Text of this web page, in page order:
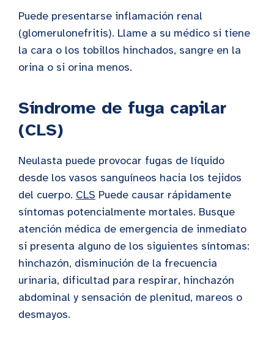
Puede presentarse inflamación renal
(glomerulonefritis). Llame a su médico si tiene
la cara o los tobillos hinchados, sangre en la
orina o si orina menos.
Síndrome de fuga capilar
(CLS)
Neulasta puede provocar fugas de líquido
desde los vasos sanguíneos hacia los tejidos
del cuerpo. CLS Puede causar rápidamente
síntomas potencialmente mortales. Busque
atención médica de emergencia de inmediato
si presenta alguno de los siguientes síntomas:
hinchazón, disminución de la frecuencia
urinaria, dificultad para respirar, hinchazón
abdominal y sensación de plenitud, mareos o
desmayos.